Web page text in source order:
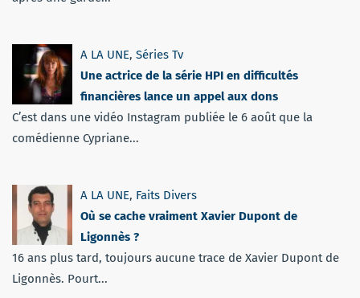
A LA UNE, Séries Tv
Une actrice de la série HPI en difficultés
financières lance un appel aux dons
C’est dans une vidéo Instagram publiée le 6 août que la
comédienne Cypriane...
A LA UNE, Faits Divers
Où se cache vraiment Xavier Dupont de
Ligonnès ?
16 ans plus tard, toujours aucune trace de Xavier Dupont de
Ligonnès. Pourt...